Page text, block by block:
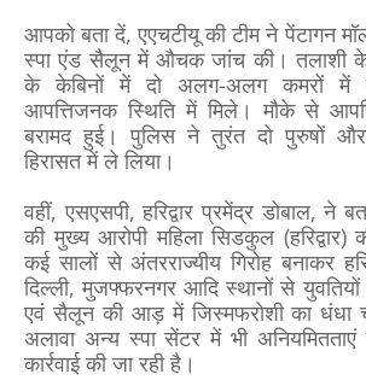
आपको बता दें, एएचटीयू की टीम ने पेंटागन
स्पा एंड सैलून में औचक जांच की। तलाशी के
के केबिनों में दो अलग-अलग कमरों में
आपत्तिजनक स्थिति में मिले। मौके से
बरामद हुई। पुलिस ने तुरंत दो पुरुषों
हिरासत में ले लिया।
वहीं, एसएसपी, हरिद्वार प्रमेंद्र डोबाल, ने
की मुख्य आरोपी महिला सिडकुल (हरिद्वार)
कई सालों से अंतरराज्यीय गिरोह बनाकर
दिल्ली, मुजफ्फरनगर आदि स्थानों से
एवं सैलून की आड़ में जिस्मफरोशी का धंधा
अलावा अन्य स्पा सेंटर में भी
कार्रवाई की जा रही है।